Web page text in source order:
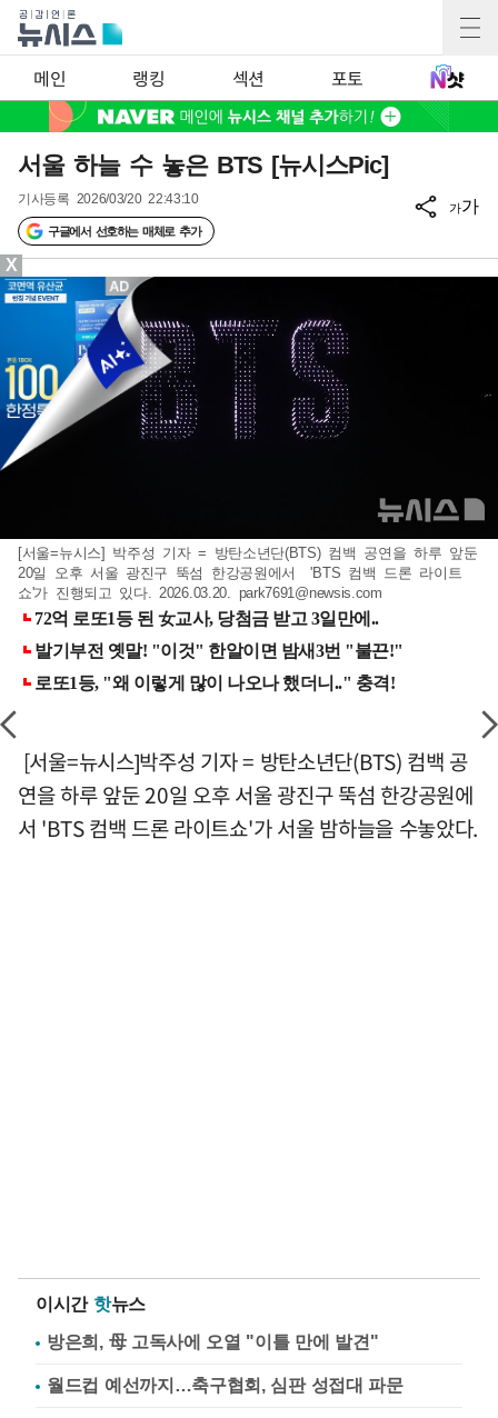
메인 랭킹 섹션 포토
서울 하늘 수 놓은 BTS [뉴시스Pic]
기사등록 2026/03/20 22:43:10
구글에서 선호하는 매체로 추가
가가
[서울=뉴시스] 박주성 기자 = 방탄소년단(BTS) 컴백 공연을 하루 앞둔
20일 오후 서울 광진구 뚝섬 한강공원에서 'BTS 컴백 드론 라이트
쇼'가 진행되고 있다. 2026.03.20. park7691@newsis.com
[서울=뉴시스]박주성 기자 = 방탄소년단(BTS) 컴백 공
연을 하루 앞둔 20일 오후 서울 광진구 뚝섬 한강공원에
서 'BTS 컴백 드론 라이트쇼'가 서울 밤하늘을 수놓았다.
이시간 핫뉴스
방은희, 母 고독사에 오열 "이틀 만에 발견"
월드컵 예선까지…축구협회, 심판 성접대 파문
X